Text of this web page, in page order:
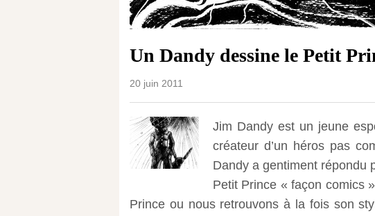
Un Dandy dessine le Petit
20 juin 2011
Jim Dandy est un jeune
créateur d’un héros pas
Dandy a gentiment répondu
Petit Prince « façon comics
Prince ou nous retrouvons à la fois son